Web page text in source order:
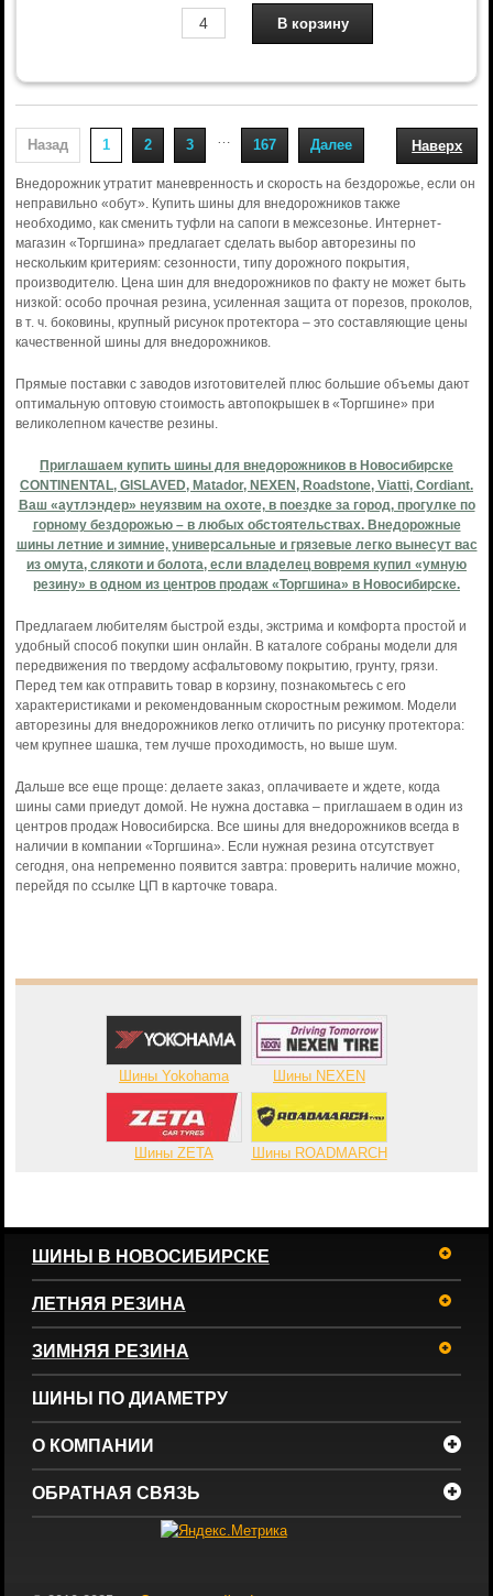
Назад 1 2 3 … 167 Далее Наверх
Внедорожник утратит маневренность и скорость на бездорожье, если он
неправильно «обут». Купить шины для внедорожников также
необходимо, как сменить туфли на сапоги в межсезонье. Интернет-
магазин «Торгшина» предлагает сделать выбор авторезины по
нескольким критериям: сезонности, типу дорожного покрытия,
производителю. Цена шин для внедорожников по факту не может быть
низкой: особо прочная резина, усиленная защита от порезов, проколов,
в т. ч. боковины, крупный рисунок протектора – это составляющие цены
качественной шины для внедорожников.
Прямые поставки с заводов изготовителей плюс большие объемы дают
оптимальную оптовую стоимость автопокрышек в «Торгшине» при
великолепном качестве резины.
Приглашаем купить шины для внедорожников в Новосибирске
CONTINENTAL, GISLAVED, Matador, NEXEN, Roadstone, Viatti, Cordiant.
Ваш «аутлэндер» неуязвим на охоте, в поездке за город, прогулке по
горному бездорожью – в любых обстоятельствах. Внедорожные
шины летние и зимние, универсальные и грязевые легко вынесут вас
из омута, слякоти и болота, если владелец вовремя купил «умную
резину» в одном из центров продаж «Торгшина» в Новосибирске.
Предлагаем любителям быстрой езды, экстрима и комфорта простой и
удобный способ покупки шин онлайн. В каталоге собраны модели для
передвижения по твердому асфальтовому покрытию, грунту, грязи.
Перед тем как отправить товар в корзину, познакомьтесь с его
характеристиками и рекомендованным скоростным режимом. Модели
авторезины для внедорожников легко отличить по рисунку протектора:
чем крупнее шашка, тем лучше проходимость, но выше шум.
Дальше все еще проще: делаете заказ, оплачиваете и ждете, когда
шины сами приедут домой. Не нужна доставка – приглашаем в один из
центров продаж Новосибирска. Все шины для внедорожников всегда в
наличии в компании «Торгшина». Если нужная резина отсутствует
сегодня, она непременно появится завтра: проверить наличие можно,
перейдя по ссылке ЦП в карточке товара.
Шины Yokohama Шины NEXEN
Шины ZETA Шины ROADMARCH
ШИНЫ В НОВОСИБИРСКЕ
ЛЕТНЯЯ РЕЗИНА
ЗИМНЯЯ РЕЗИНА
ШИНЫ ПО ДИАМЕТРУ
О КОМПАНИИ
ОБРАТНАЯ СВЯЗЬ